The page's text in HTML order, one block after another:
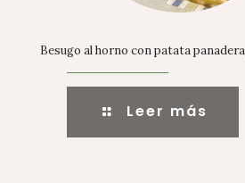
Besugo al horno con patata
Leer más